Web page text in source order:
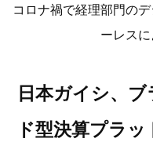
コロナ禍で経理部門の
ーレス
日本ガイシ、
ド型決算プラ